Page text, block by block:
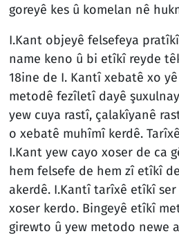
goreyê kes û komelan nê
I.Kant objeyê felsefeya
name keno û bi etîkî reyde
18ine de I. Kantî xebatê xo
metodê fezîletî dayê
yew cuya rastî, çalakîyanê
o xebatê muhîmî kerdê.
I.Kant yew cayo xoser de ca
hem felsefe de hem zî etîkî
akerdê. I.Kantî tarîxê etîkî ser
xoser kerdo. Bingeyê etîkî
girewto û yew metodo newe